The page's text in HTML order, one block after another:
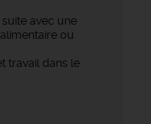
avec une
ou
travail dans le